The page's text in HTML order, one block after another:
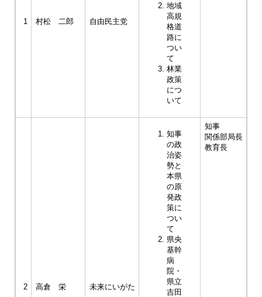
1 村松 二郎 自由民主党
地域
高規
格道
路に
つい
て
林業
政策
につ
いて
2 高倉 栄 未来にいがた
知事
の政
治姿
勢と
本県
の原
発政
策に
つい
て
県央
基幹
病
院・
県立
吉田
知事
関係部局長
教育長